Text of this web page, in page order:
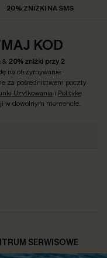
20% ZNIŻKI NA SMS
KOD
& 20% zniżki przy 2
na otrzymywanie
za pośrednictwem poczty
Użytkowania i Politykę
w dowolnym momencie.
SERWISOWE